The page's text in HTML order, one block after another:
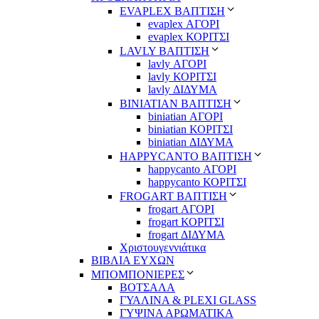
EVAPLEX ΒΑΠΤΙΣΗ
evaplex ΑΓΟΡΙ
evaplex ΚΟΡΙΤΣΙ
LAVLY ΒΑΠΤΙΣΗ
lavly ΑΓΟΡΙ
lavly ΚΟΡΙΤΣΙ
lavly ΔΙΔΥΜΑ
ΒΙΝΙΑΤΙΑΝ ΒΑΠΤΙΣΗ
biniatian ΑΓΟΡΙ
biniatian ΚΟΡΙΤΣΙ
biniatian ΔΙΔΥΜΑ
HAPPYCANTO ΒΑΠΤΙΣΗ
happycanto ΑΓΟΡΙ
happycanto ΚΟΡΙΤΣΙ
FROGART ΒΑΠΤΙΣΗ
frogart ΑΓΟΡΙ
frogart ΚΟΡΙΤΣΙ
frogart ΔΙΔΥΜΑ
Χριστουγεννιάτικα
ΒΙΒΛΙΑ ΕΥΧΩΝ
ΜΠΟΜΠΟΝΙΕΡΕΣ
ΒΟΤΣΑΛΑ
ΓΥΑΛΙΝΑ & PLEXI GLASS
ΓΥΨΙΝΑ ΑΡΩΜΑΤΙΚΑ